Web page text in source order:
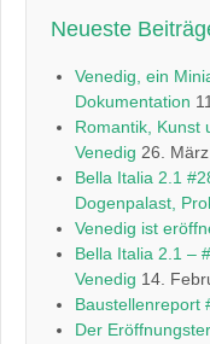
Neueste
Venedig, ein
Dokumentation
Romantik, Kunst
Venedig 26.
Bella Italia 2.1
Dogenpalast,
Venedig ist
Bella Italia 2.1 –
Venedig 14.
Baustellenreport
Der